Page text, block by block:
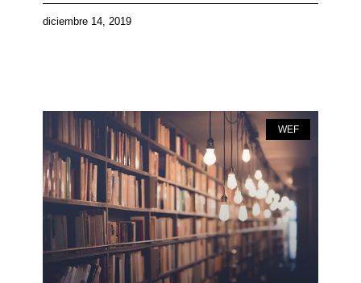
diciembre 14, 2019
WEF